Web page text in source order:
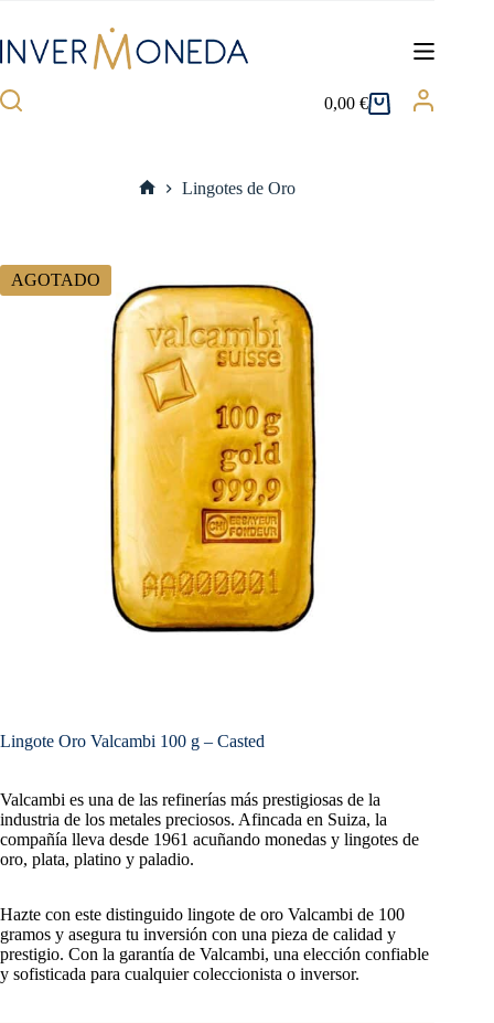
contenido
Carro
0,00€
Lingotes de Oro
AGOTADO
Lingote Oro Valcambi 100 g – Casted
Valcambi es una de las refinerías más prestigiosas de la
industria de los metales preciosos. Afincada en Suiza, la
compañía lleva desde 1961 acuñando monedas y lingotes de
oro, plata, platino y paladio.
Hazte con este distinguido lingote de oro Valcambi de 100
gramos y asegura tu inversión con una pieza de calidad y
prestigio. Con la garantía de Valcambi, una elección confiable
y sofisticada para cualquier coleccionista o inversor.